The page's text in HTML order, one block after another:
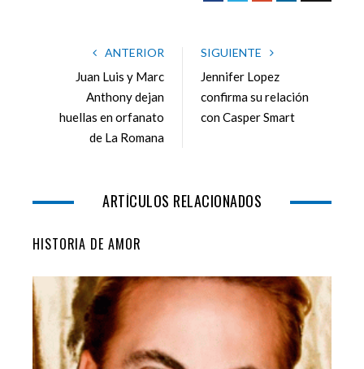
e
o
o
k
t
e
r
g
e
+
I
n
ANTERIOR
Juan Luis y Marc
Anthony dejan
huellas en orfanato
de La Romana
SIGUIENTE
Jennifer Lopez
confirma su relación
con Casper Smart
ARTÍCULOS RELACIONADOS
HISTORIA DE AMOR